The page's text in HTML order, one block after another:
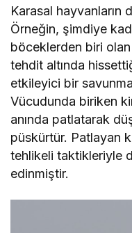
Karasal hayvanların
Örneğin, şimdiye
böceklerden biri
tehdit altında
etkileyici bir
Vücudunda biriken
anında patlatarak
püskürtür. Patlayan
tehlikeli taktikleriyle
edinmiştir.